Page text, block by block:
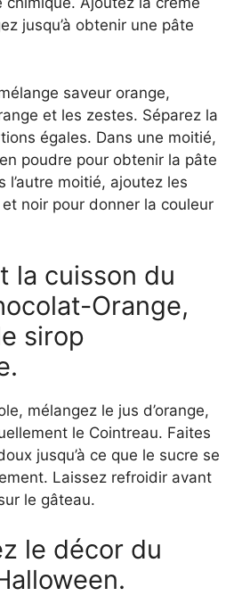
jusqu’à obtenir une pâte
saveur orange,
et les zestes. Séparez la
égales. Dans une moitié,
poudre pour obtenir la pâte
l’autre moitié, ajoutez les
noir pour donner la couleur
la cuisson du
Orange,
sirop
mélangez le jus d’orange,
le Cointreau. Faites
jusqu’à ce que le sucre se
Laissez refroidir avant
le gâteau.
le décor du